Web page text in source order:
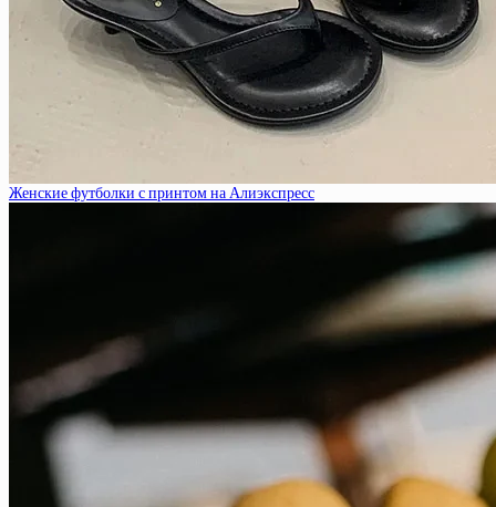
Женские футболки с принтом на Алиэкспресс